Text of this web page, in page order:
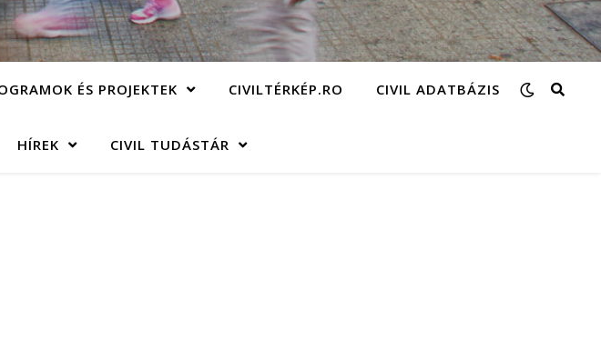
ÉS PROJEKTEK CIVILTÉRKÉP.RO CIVIL ADATBÁZIS
HÍREK CIVIL TUDÁSTÁR